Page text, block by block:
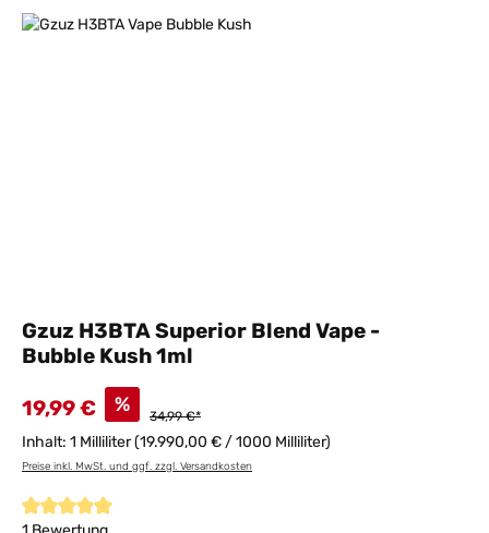
Bildergalerie überspringen
Gzuz H3BTA Superior Blend Vape -
Bubble Kush 1ml
19,99 € % 34,99 €*
Inhalt: 1 Milliliter(19.990,00 € / 1000 Milliliter)
Preise inkl. MwSt. und ggf. zzgl. Versandkosten
Durchschnittliche Bewertung von 5 von 5 Sternen